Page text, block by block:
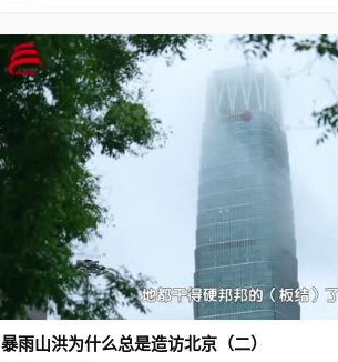
暴雨山洪为什么总是造访北京（二）